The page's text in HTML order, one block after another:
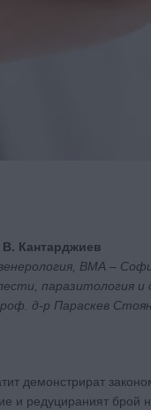
Кантарджиев
ВМА –
паразитология и
д-р Параскев
демонстрират
и редуцираният брой